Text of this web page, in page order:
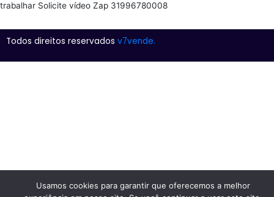
trabalhar Solicite vídeo Zap 31996780008
Todos direitos reservados v7vende.
Usamos cookies para garantir que oferecemos a melhor